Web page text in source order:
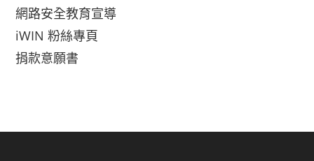
網路安全教育宣導
iWIN 粉絲專頁
捐款意願書